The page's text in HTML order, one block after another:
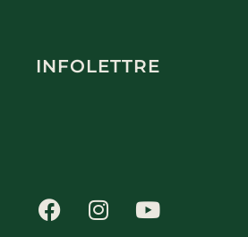
INFOLETTRE